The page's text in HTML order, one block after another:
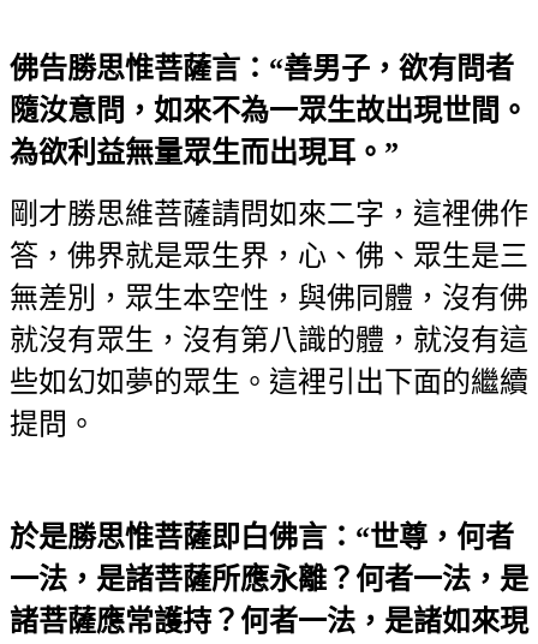
佛告勝思惟菩薩言：“善男子，欲有問者
隨汝意問，如來不為一眾生故出現世間。
為欲利益無量眾生而出現耳。”
剛才勝思維菩薩請問如來二字，這裡佛作
答，佛界就是眾生界，心、佛、眾生是三
無差別，眾生本空性，與佛同體，沒有佛
就沒有眾生，沒有第八識的體，就沒有這
些如幻如夢的眾生。這裡引出下面的繼續
提問。
於是勝思惟菩薩即白佛言：“世尊，何者
一法，是諸菩薩所應永離？何者一法，是
諸菩薩應常護持？何者一法，是諸如來現